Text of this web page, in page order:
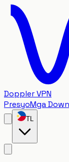
Doppler VPN
PresyoMga
TL